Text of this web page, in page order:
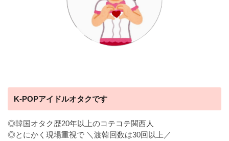
K-POPアイドルオタクです
◎韓国オタク歴20年以上のコテコテ関西人
◎とにかく現場重視で ＼渡韓回数は30回以上／